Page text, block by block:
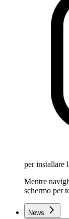
per installare
Mentre
schermo per
News